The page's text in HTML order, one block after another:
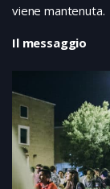
viene mantenuta.
Il messaggio